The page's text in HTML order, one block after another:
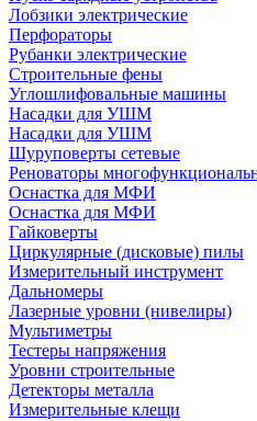
Лобзики электрические
Перфораторы
Рубанки электрические
Строительные фены
Углошлифовальные машины
Насадки для УШМ
Насадки для УШМ
Шуруповерты сетевые
Реноваторы
Оснастка для МФИ
Оснастка для МФИ
Гайковерты
Циркулярные (дисковые) пилы
Измерительный инструмент
Дальномеры
Лазерные уровни (нивелиры)
Мультиметры
Тестеры напряжения
Уровни строительные
Детекторы металла
Измерительные клещи